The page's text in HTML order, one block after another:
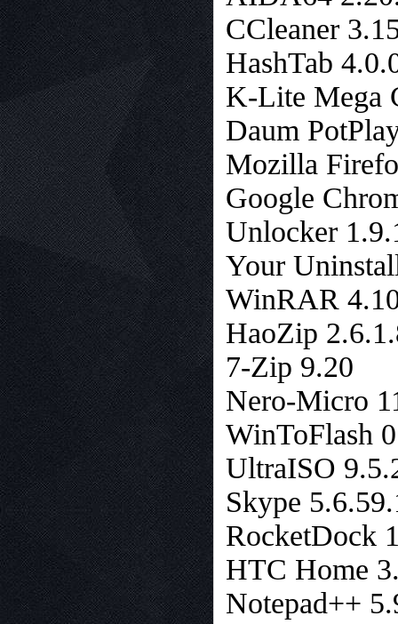
CCleaner
HashTab
K-Lite Mega
Daum
Mozilla
Google
Unlocker
Your
WinRAR
HaoZip
7-Zip 9.20
Nero-Micro
WinToFlash
UltraISO
Skype
RocketDock
HTC Home
Notepad++